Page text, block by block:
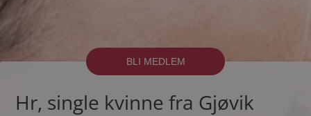
BLI MEDLEM
Hr, single kvinne fra Gjøvik